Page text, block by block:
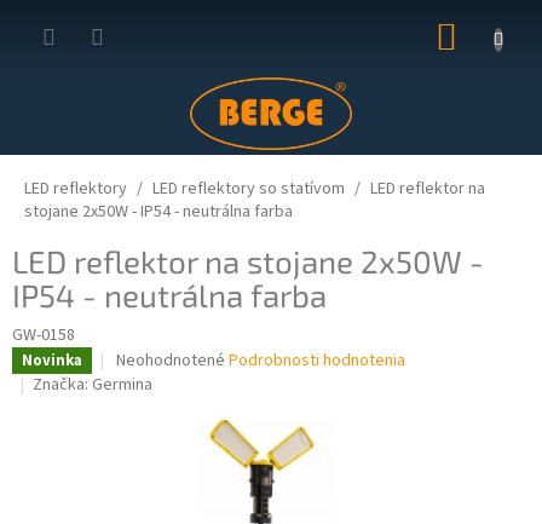
KOŠÍK
LED reflektory LED reflektory so statívom
LED reflektor na
stojane 2x50W - IP54 - neutrálna farba
LED reflektor na stojane 2x50W -
IP54 - neutrálna farba
GW-0158
Novinka
Priemerné
hodnotenie
Neohodnotené Podrobnosti hodnotenia
Značka: Germina